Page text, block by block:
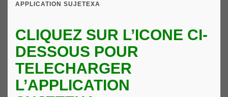
APPLICATION SUJETEXA
CLIQUEZ SUR L’ICONE CI-
DESSOUS POUR
TELECHARGER
L’APPLICATION